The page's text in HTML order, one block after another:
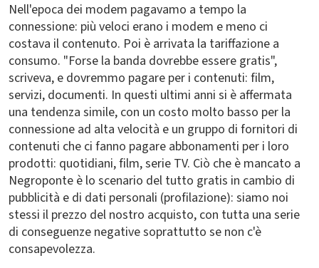
Nell'epoca dei modem pagavamo a tempo la
connessione: più veloci erano i modem e meno ci
costava il contenuto. Poi è arrivata la tariffazione a
consumo. "Forse la banda dovrebbe essere gratis",
scriveva, e dovremmo pagare per i contenuti: film,
servizi, documenti. In questi ultimi anni si è affermata
una tendenza simile, con un costo molto basso per la
connessione ad alta velocità e un gruppo di fornitori di
contenuti che ci fanno pagare abbonamenti per i loro
prodotti: quotidiani, film, serie TV. Ciò che è mancato a
Negroponte è lo scenario del tutto gratis in cambio di
pubblicità e di dati personali (profilazione): siamo noi
stessi il prezzo del nostro acquisto, con tutta una serie
di conseguenze negative soprattutto se non c'è
consapevolezza.